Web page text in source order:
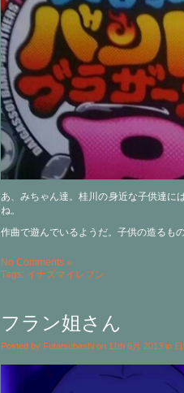
あ、みちゃん達。桂川の身近な子供達に
ね。
作曲で遊んでいるようだ。子供の造るも
No Comments »
Tags: イナズマイレブン
フラン姐さん
Posted by Futatsubashi on 11th 6月 2013 in